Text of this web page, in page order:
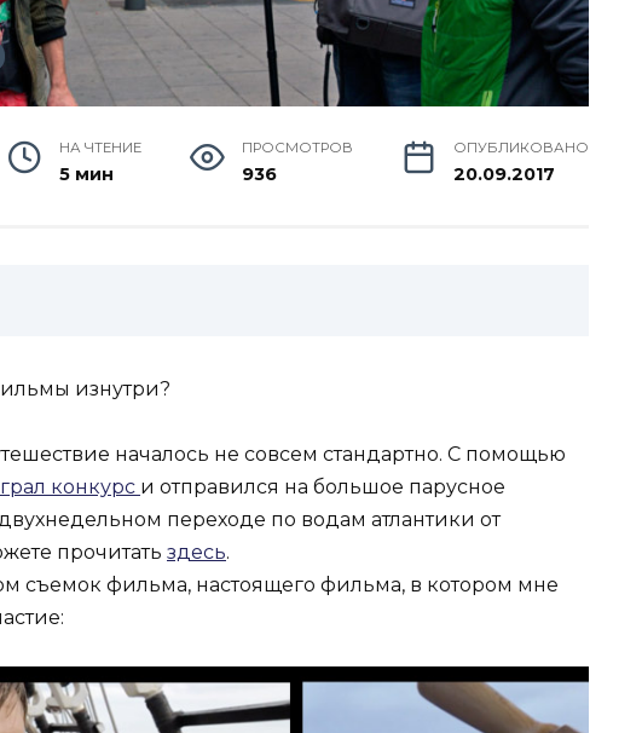
НА ЧТЕНИЕ
5 мин
ПРОСМОТРОВ
936
ОПУБЛИКОВАНО
20.09.2017
изнутри?
началось не совсем стандартно. С помощью
конкурс и отправился на большое парусное
переходе по водам атлантики от
прочитать здесь.
съемок фильма, настоящего фильма, в котором мне